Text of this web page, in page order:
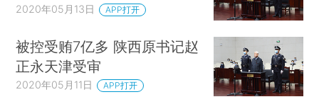
2020年05月13日 APP打开
被控受贿7亿多 陕西原书记赵
正永天津受审
2020年05月11日 APP打开